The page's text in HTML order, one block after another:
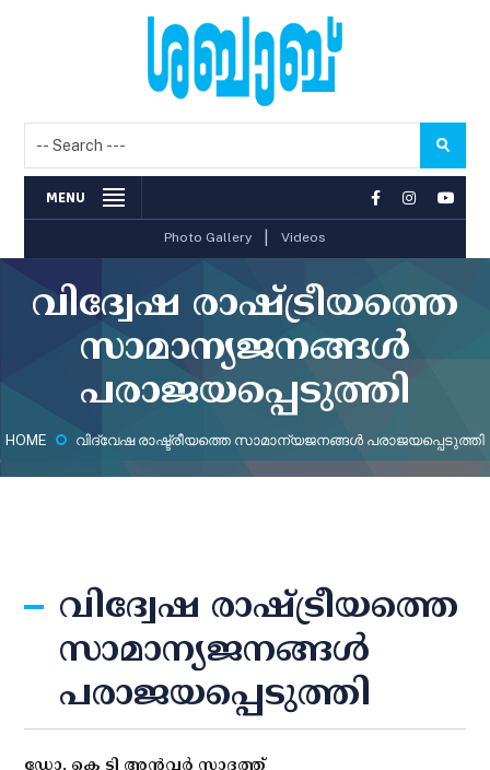
MENU
Photo Gallery Videos
വിദ്വേഷ രാഷ്ട്രീയത്തെ
സാമാന്യജനങ്ങള്‍
പരാജയപ്പെടുത്തി
HOME വിദ്വേഷ രാഷ്ട്രീയത്തെ സാമാന്യജനങ്ങള്‍ പരാജയപ്പെടുത്തി
വിദ്വേഷ രാഷ്ട്രീയത്തെ
സാമാന്യജനങ്ങള്‍
പരാജയപ്പെടുത്തി
ഡോ. കെ ടി അന്‍വര്‍ സാദത്ത്‌